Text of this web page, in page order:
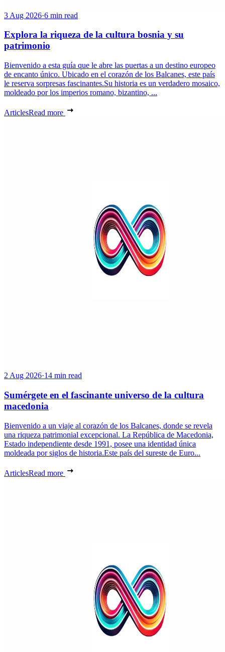
3 Aug 2026·6 min read
Explora la riqueza de la cultura bosnia y su
patrimonio
Bienvenido a esta guía que le abre las puertas a un destino europeo
de encanto único. Ubicado en el corazón de los Balcanes, este país
le reserva sorpresas fascinantes.Su historia es un verdadero mosaico,
moldeado por los imperios romano, bizantino, ...
ArticlesRead more
2 Aug 2026·14 min read
Sumérgete en el fascinante universo de la cultura
macedonia
Bienvenido a un viaje al corazón de los Balcanes, donde se revela
una riqueza patrimonial excepcional. La República de Macedonia,
Estado independiente desde 1991, posee una identidad única
moldeada por siglos de historia.Este país del sureste de Euro...
ArticlesRead more